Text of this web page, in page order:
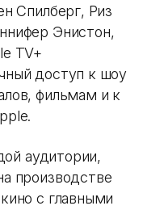
Спилберг, Риз
Энистон,
TV+
доступ к шоу
фильмам и к
аудитории,
производстве
с главными